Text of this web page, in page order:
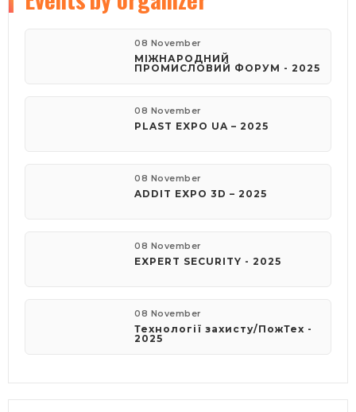
08 November
МІЖНАРОДНИЙ
ПРОМИСЛОВИЙ ФОРУМ - 2025
08 November
PLAST EXPO UA – 2025
08 November
ADDIT EXPO 3D – 2025
08 November
EXPERT SECURITY - 2025
08 November
Технології захисту/ПожТех -
2025